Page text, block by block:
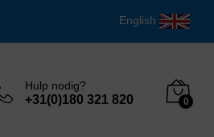
English
Hulp nodig?
+31(0)180 321 820 0